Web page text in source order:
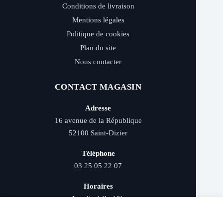
Conditions de livraison
Mentions légales
Politique de cookies
Plan du site
Nous contacter
CONTACT MAGASIN
Adresse
16 avenue de la République
52100 Saint-Dizier
Téléphone
03 25 05 22 07
Horaires
Lundi : 14h–19h